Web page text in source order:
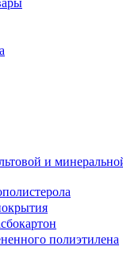
и
полиэтилена